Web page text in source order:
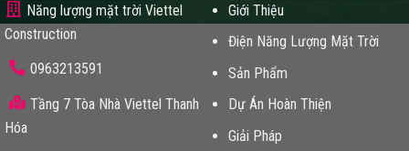
Năng lượng mặt trời Viettel
Construction
0963213591
Tầng 7 Tòa Nhà Viettel Thanh
Hóa
Giới Thiệu
Điện Năng Lượng Mặt Trời
Sản Phẩm
Dự Án Hoàn Thiện
Giải Pháp